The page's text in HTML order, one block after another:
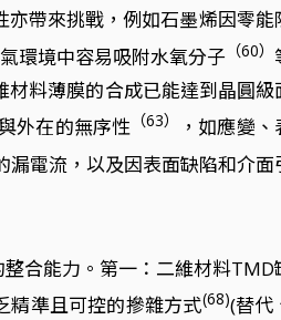
帶來挑戰，例如石墨烯因零能
環境中容易吸附水氧分子 （60）
料薄膜的合成已能達到晶圓級
外在的無序性 （63）
，如應變、
漏電流，以及因表面缺陷和介面
合能力。第一：二維材料TMD
精準且可控的摻雜方式(68)(替代